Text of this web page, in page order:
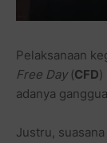
Pelaksanaan
Free Day(CFD)
adanya
Justru,